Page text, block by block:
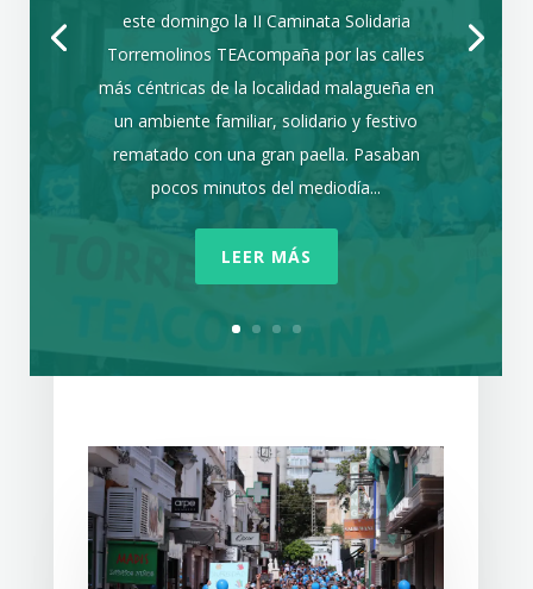
este domingo la II Caminata Solidaria
Torremolinos TEAcompaña por las calles
más céntricas de la localidad malagueña en
un ambiente familiar, solidario y festivo
rematado con una gran paella. Pasaban
pocos minutos del mediodía...
LEER MÁS